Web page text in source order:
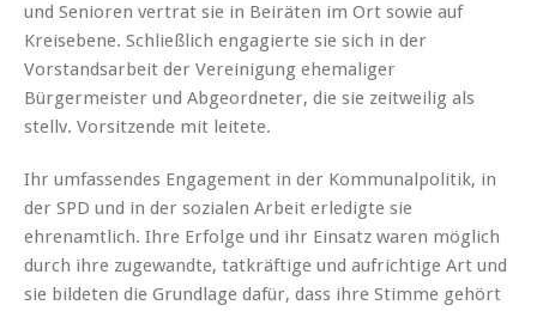
und Senioren vertrat sie in Beiräten im Ort sowie auf
Kreisebene. Schließlich engagierte sie sich in der
Vorstandsarbeit der Vereinigung ehemaliger
Bürgermeister und Abgeordneter, die sie zeitweilig als
stellv. Vorsitzende mit leitete.
Ihr umfassendes Engagement in der Kommunalpolitik, in
der SPD und in der sozialen Arbeit erledigte sie
ehrenamtlich. Ihre Erfolge und ihr Einsatz waren möglich
durch ihre zugewandte, tatkräftige und aufrichtige Art und
sie bildeten die Grundlage dafür, dass ihre Stimme gehört